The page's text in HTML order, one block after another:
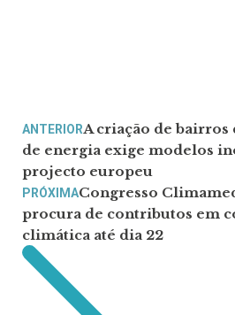
ANTERIORA criação de bairros
de energia exige modelos
projecto europeu
PRÓXIMACongresso
procura de contributos em
climática até dia 22